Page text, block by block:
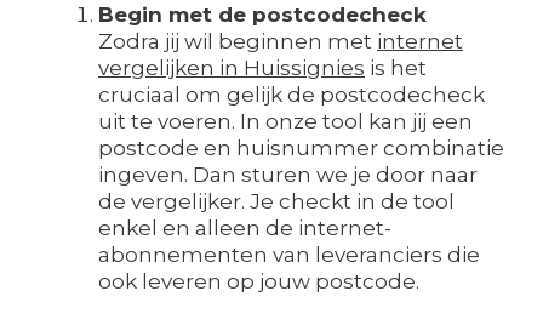
Begin met de postcodecheck
Zodra jij wil beginnen met internet
vergelijken in Huissignies is het
cruciaal om gelijk de postcodecheck
uit te voeren. In onze tool kan jij een
postcode en huisnummer combinatie
ingeven. Dan sturen we je door naar
de vergelijker. Je checkt in de tool
enkel en alleen de internet-
abonnementen van leveranciers die
ook leveren op jouw postcode.